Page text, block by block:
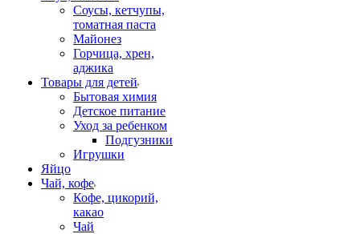
Соусы, кетчупы,
томатная паста
Майонез
Горчица, хрен,
аджика
Товары для детей
Бытовая химия
Детское питание
Уход за ребенком
Подгузники
Игрушки
Яйцо
Чай, кофе
Кофе, цикорий,
какао
Чай